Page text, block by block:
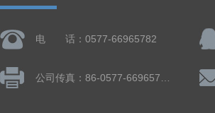
电 话：0577-66965782